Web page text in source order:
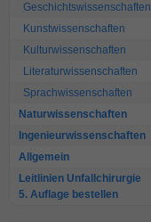
Geschichtswissenschaften
Kunstwissenschaften
Kulturwissenschaften
Literaturwissenschaften
Sprachwissenschaften
Naturwissenschaften
Ingenieurwissenschaften
Allgemein
Leitlinien Unfallchirurgie
5. Auflage bestellen